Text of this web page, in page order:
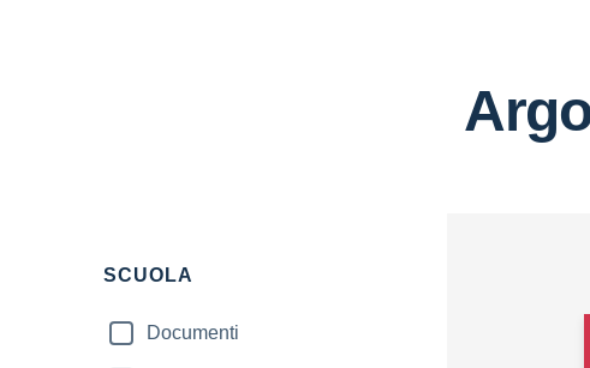
SCUOLA
Documenti